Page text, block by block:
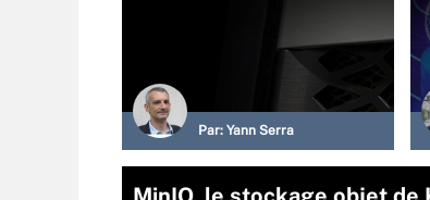
Par: Yann Serra